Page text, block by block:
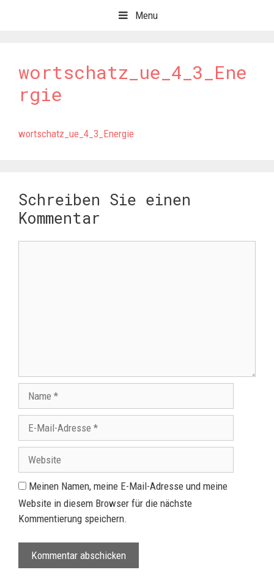
Menu
wortschatz_ue_4_3_Ene
rgie
wortschatz_ue_4_3_Energie
Schreiben Sie einen
Kommentar
Meinen Namen, meine E-Mail-Adresse und meine
Website in diesem Browser für die nächste
Kommentierung speichern.